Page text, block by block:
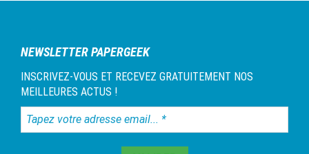
NEWSLETTER PAPERGEEK
INSCRIVEZ-VOUS ET RECEVEZ GRATUITEMENT NOS
MEILLEURES ACTUS !
Tapez
votre